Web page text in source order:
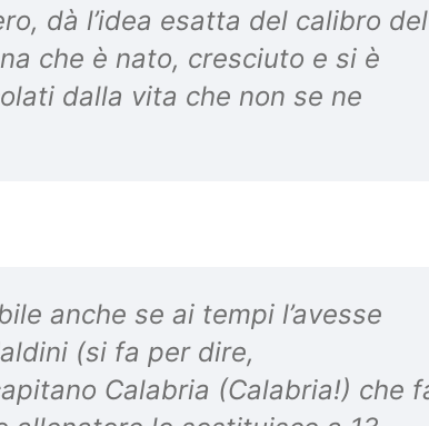
dà l’idea esatta del calibro del
che è nato, cresciuto e si è
dalla vita che non se ne
(si fa per dire,
Calabria (Calabria!) che fa
allenatore lo sostituisce a 13